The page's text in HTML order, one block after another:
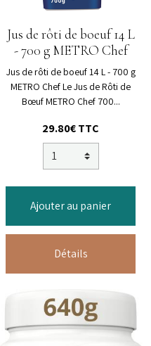
Jus de rôti de boeuf 14 L
- 700 g METRO Chef
Jus de rôti de boeuf 14 L - 700 g
METRO Chef Le Jus de Rôti de
Bœuf METRO Chef 700...
29.80€ TTC
Ajouter au panier
Détails